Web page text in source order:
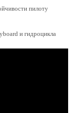
пилоту
и гидроцикла